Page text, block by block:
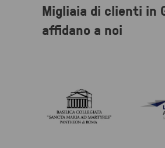
Migliaia di clienti in
affidano a noi